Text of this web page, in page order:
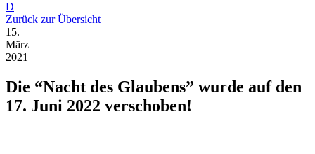
D
Zurück zur Übersicht
15.
März
2021
Die “Nacht des Glaubens” wurde auf den
17. Juni 2022 verschoben!